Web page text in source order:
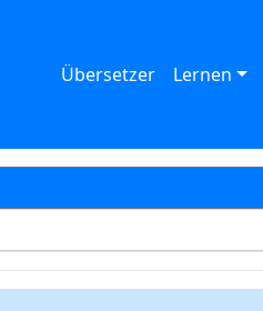
Übersetzer Lernen